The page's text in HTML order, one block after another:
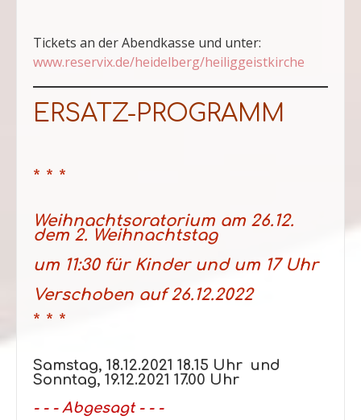
Tickets an der Abendkasse und unter:
www.reservix.de/heidelberg/heiliggeistkirche
ERSATZ-PROGRAMM
* * *
Weihnachtsoratorium am 26.12.
dem 2. Weihnachtstag
um 11:30 für Kinder und um 17 Uhr
Verschoben auf 26.12.2022
* * *
Samstag, 18.12.2021 18.15 Uhr und
Sonntag, 19.12.2021 17.00 Uhr
- - - Abgesagt - - -